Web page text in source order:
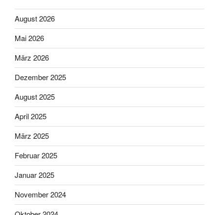
August 2026
Mai 2026
März 2026
Dezember 2025
August 2025
April 2025
März 2025
Februar 2025
Januar 2025
November 2024